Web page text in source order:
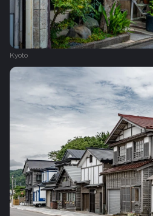
Kyoto